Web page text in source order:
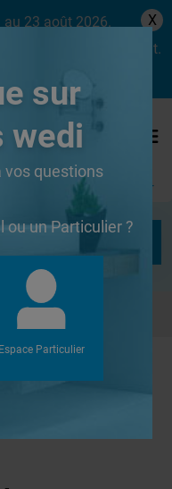
23 août 2026.
dès le lundi 24 août.
X
Se connecter
wedi 4mm
sur
wedi
vos questions
ou un Particulier ?
Espace Particulier